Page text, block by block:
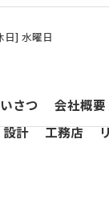
日] 水曜日
さつ 会社概要
設計 工務店